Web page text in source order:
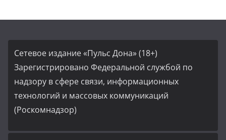
Сетевое издание «Пульс Дона» (18+)
Зарегистрировано Федеральной службой по
надзору в сфере связи, информационных
технологий и массовых коммуникаций
(Роскомнадзор)